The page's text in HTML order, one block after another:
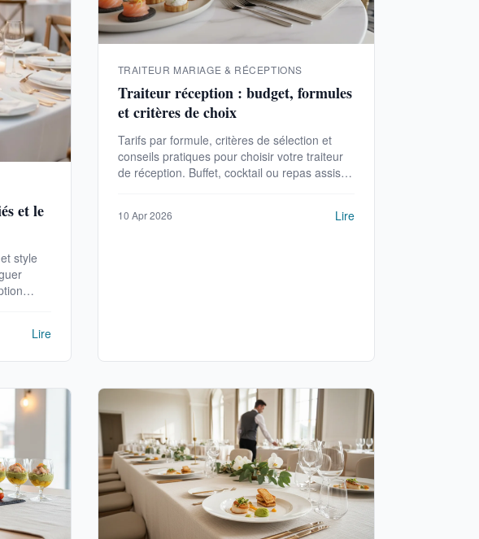
et le
style
Lire
TRAITEUR MARIAGE & RÉCEPTIONS
Traiteur réception : budget, formules
et critères de choix
Tarifs par formule, critères de sélection et
conseils pratiques pour choisir votre traiteur
de réception. Buffet, cocktail ou repas assis :
10 Apr 2026 Lire